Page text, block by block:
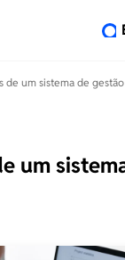
de um sistema de
um